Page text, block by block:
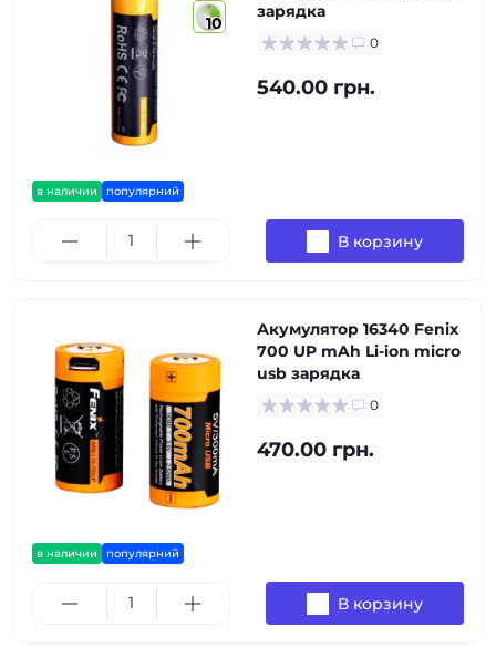
10
в наличии популярний
зарядка
0
540.00 грн.
В корзину
в наличии популярний
Акумулятор 16340 Fenix
700 UP mAh Li-ion micro
usb зарядка
0
470.00 грн.
В корзину